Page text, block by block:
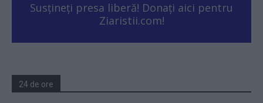
Susțineți presa liberă! Donați aici pentru
Ziaristii.com!
24 de ore